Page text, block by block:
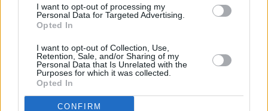
I want to opt-out of processing my
Personal Data for Targeted Advertising.
Opted In
I want to opt-out of Collection, Use,
Retention, Sale, and/or Sharing of my
Personal Data that Is Unrelated with the
Purposes for which it was collected.
Opted In
CONFIRM
Το άρθρο δεν έχει ακόμα βαθμολογηθεί.
Βαθμολογήστε αυτό το άρθρο:
★★★